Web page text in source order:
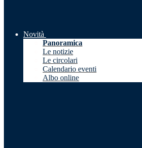
Novità
Panoramica
Le notizie
Le circolari
Calendario eventi
Albo online